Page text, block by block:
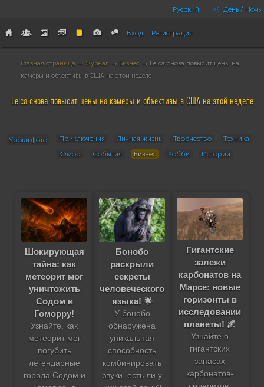
Русский День / Ночь
Вход Регистрация
Главная страница → Журнал → Бизнес → Leica снова повысит цены на
камеры и объективы в США на этой неделе
Leica снова повысит цены на камеры и объективы в США на этой неделе
Уроки фото Приключения Личная жизнь Творчество
Техника
Юмор
События Бизнес Хобби Истории
Шокирующая
тайна: как
метеорит мог
уничтожить
Содом и
Гоморру!
Узнайте, как
метеорит мог
погубить
легендарные
города Содом и
Бонобо
раскрыли
секреты
человеческого
языка! 🌟
У бонобо
обнаружена
уникальная
способность
комбинировать
звуки, есть ли у
Гигантские
залежи
карбонатов на
Марсе: новые
горизонты в
исследовании
планеты! 🌌
Узнайте о
гигантских
запасах
карбонатов-